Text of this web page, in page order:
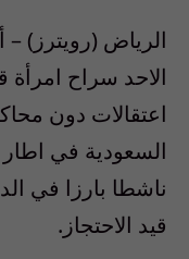
الرياض (رويترز)
الاحد سراح امرأة
اعتقالات دون
السعودية في
ناشطا بارزا في
قيد الاحتجاز.